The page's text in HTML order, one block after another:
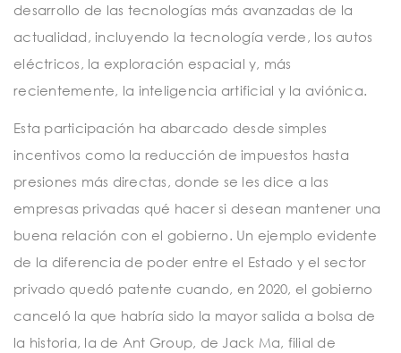
desarrollo de las tecnologías más avanzadas de la
actualidad, incluyendo la tecnología verde, los autos
eléctricos, la exploración espacial y, más
recientemente, la inteligencia artificial y la aviónica.
Esta participación ha abarcado desde simples
incentivos como la reducción de impuestos hasta
presiones más directas, donde se les dice a las
empresas privadas qué hacer si desean mantener una
buena relación con el gobierno. Un ejemplo evidente
de la diferencia de poder entre el Estado y el sector
privado quedó patente cuando, en 2020, el gobierno
canceló la que habría sido la mayor salida a bolsa de
la historia, la de Ant Group, de Jack Ma, filial de